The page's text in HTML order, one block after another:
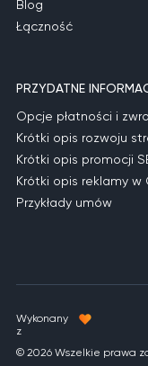
Blog
Łączność
PRZYDATNE
Opcje płatności i
Krótki opis rozwoju
Krótki opis promocji
Krótki opis reklamy w
Przykłady umów
© 2026 Wszelkie prawa
Wykonany
z